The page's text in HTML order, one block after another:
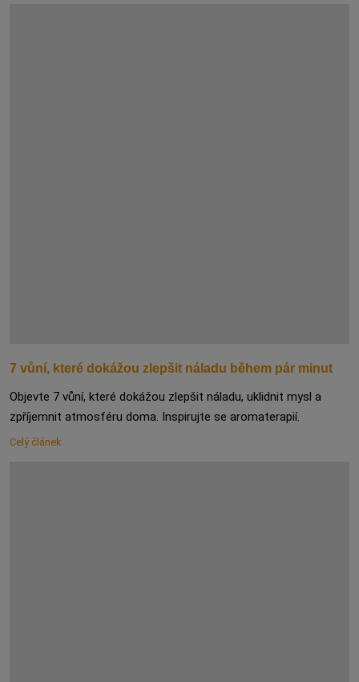
7 vůní, které dokážou zlepšit náladu během pár minut
Objevte 7 vůní, které dokážou zlepšit náladu, uklidnit mysl a
zpříjemnit atmosféru doma. Inspirujte se aromaterapií.
Celý článek